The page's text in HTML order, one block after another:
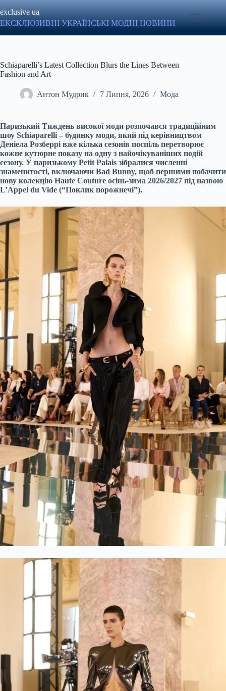
до
вмісту
exclusive ua
ЕКСКЛЮЗИВНІ УКРАЇНСЬКІ МОДНІ НОВИНИ
Schiaparelli’s Latest Collection Blurs the Lines Between
Fashion and Art
Антон Мудрик 7 Липня, 2026 Мода
Паризький Тиждень високої моди розпочався традиційним
шоу Schiaparelli – будинку моди, який під керівництвом
Деніела Розберрі вже кілька сезонів поспіль перетворює
кожне кутюрне показу на одну з найочікуваніших подій
сезону. У паризькому Petit Palais зібралися численні
знаменитості, включаючи Bad Bunny, щоб першими побачити
нову колекцію Haute Couture осінь-зима 2026/2027 під назвою
L’Appel du Vide (“Поклик порожнечі”).